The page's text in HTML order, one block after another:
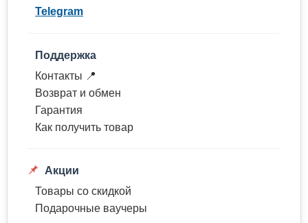
Telegram
Поддержка
Контакты 📍
Возврат и обмен
Гарантия
Как получить товар
Акции
Товары со скидкой
Подарочные ваучеры